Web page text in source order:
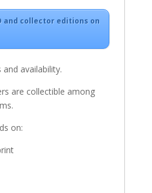
and collector editions on
and availability.
are collectible among
on: